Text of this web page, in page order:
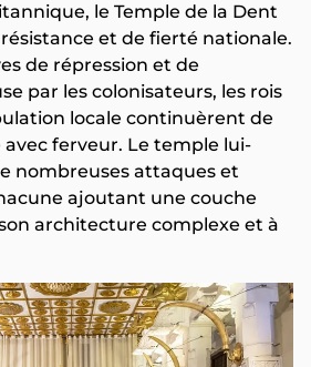
le Temple de la Dent
et de fierté nationale.
de répression et de
par les colonisateurs, les rois
locale continuèrent de
ferveur. Le temple lui-
nombreuses attaques et
ajoutant une couche
architecture complexe et à